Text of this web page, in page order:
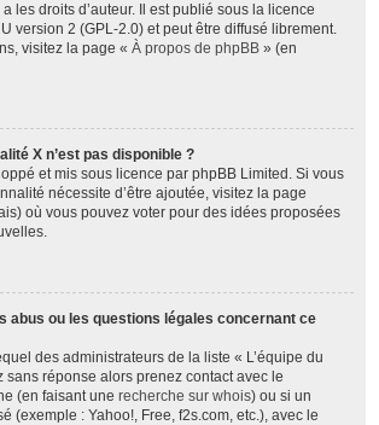
a les droits d’auteur. Il est publié sous la licence
version 2 (GPL-2.0) et peut être diffusé librement.
visitez la page « À propos de phpBB » (en
X n’est pas disponible ?
et mis sous licence par phpBB Limited. Si vous
nécessite d’être ajoutée, visitez la page
où vous pouvez voter pour des idées proposées
abus ou les questions légales concernant ce
des administrateurs de la liste « L’équipe du
sans réponse alors prenez contact avec le
(en faisant une recherche sur whois) ou si un
(exemple : Yahoo!, Free, f2s.com, etc.), avec le